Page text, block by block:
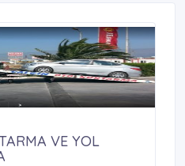
VE YOL